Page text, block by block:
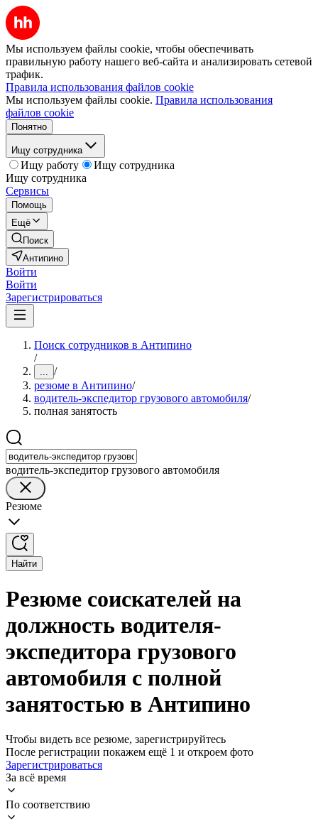
Мы используем файлы cookie, чтобы обеспечивать
правильную работу нашего веб-сайта и анализировать сетевой
трафик.
Правила использования файлов cookie
Мы используем файлы cookie. Правила использования
файлов cookie
Понятно
Ищу сотрудника
Ищу работу
Ищу сотрудника
Ищу сотрудника
Сервисы
Помощь
Ещё
Поиск
Антипино
Войти
Войти
Зарегистрироваться
Поиск сотрудников в Антипино
/
... /
резюме в Антипино/
водитель-экспедитор грузового автомобиля/
полная занятость
водитель-экспедитор грузового автомобиля
Резюме
Найти
Резюме соискателей на
должность водителя-
экспедитора грузового
автомобиля с полной
занятостью в Антипино
Чтобы видеть все резюме, зарегистрируйтесь
После регистрации покажем ещё 1 и откроем фото
Зарегистрироваться
За всё время
По соответствию